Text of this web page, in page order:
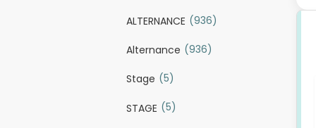
ALTERNANCE (936)
Alternance (936)
Stage (5)
STAGE (5)